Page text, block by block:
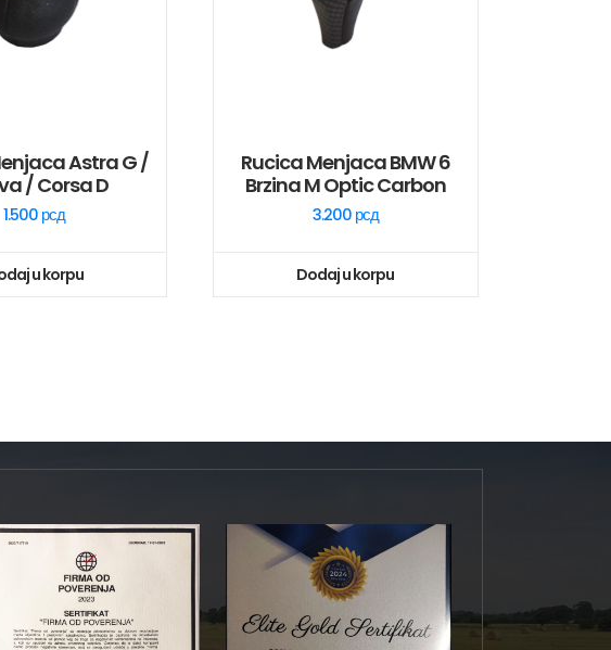
Astra G /
/ Corsa D
1.500 рсд
u korpu
Rucica Menjaca BMW 6
Brzina M Optic Carbon
3.200 рсд
Dodaj u korpu